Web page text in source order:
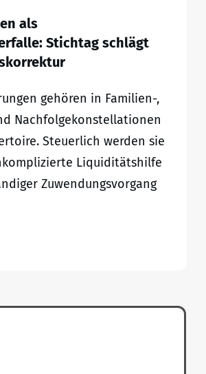
als
Stichtag schlägt
gehören in Familien-,
Nachfolgekonstellationen
Steuerlich werden sie
Liquiditätshilfe
Zuwendungsvorgang